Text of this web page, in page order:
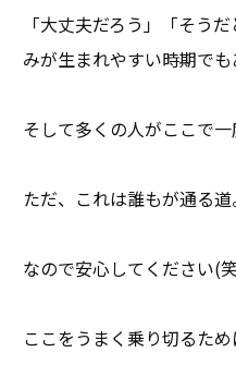
「大丈夫だろう」「そう
みが生まれやすい時期でも
そして多くの人がここで一
ただ、これは誰もが通る道
なので安心してください(
ここをうまく乗り切るため